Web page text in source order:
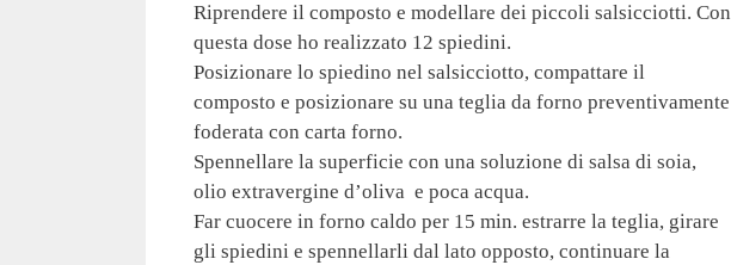
Riprendere il composto e modellare dei piccoli salsicciotti. Con
questa dose ho realizzato 12 spiedini.
Posizionare lo spiedino nel salsicciotto, compattare il
composto e posizionare su una teglia da forno preventivamente
foderata con carta forno.
Spennellare la superficie con una soluzione di salsa di soia,
olio extravergine d’oliva e poca acqua.
Far cuocere in forno caldo per 15 min. estrarre la teglia, girare
gli spiedini e spennellarli dal lato opposto, continuare la